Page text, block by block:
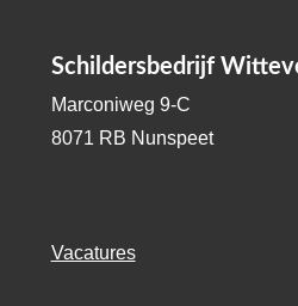
Schildersbedrijf
Marconiweg 9-C
8071 RB Nunspeet
Vacatures